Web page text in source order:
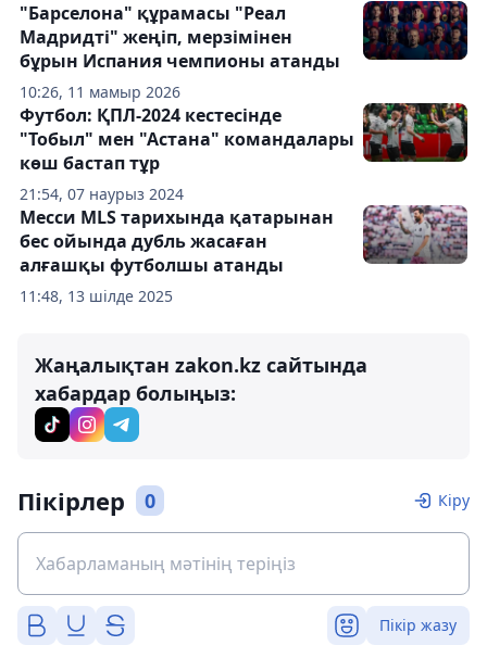
10:26, 11 мамыр 2026
"Барселона" құрамасы "Реал
Мадридті" жеңіп, мерзімінен
бұрын Испания чемпионы атанды
21:54, 07 наурыз 2024
Футбол: ҚПЛ-2024 кестесінде
"Тобыл" мен "Астана" командалары
көш бастап тұр
11:48, 13 шілде 2025
Месси MLS тарихында қатарынан
бес ойында дубль жасаған
алғашқы футболшы атанды
Жаңалықтан zakon.kz сайтында
хабардар болыңыз:
Пікірлер 0 Кіру
Пікір жазу